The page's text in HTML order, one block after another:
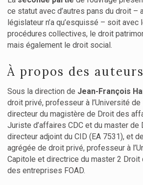
ce statut avec d’autres pans du droit –
législateur n’a qu’esquissé – soit avec
procédures collectives, le droit
mais également le droit social.
À propos des auteurs
Sous la direction de Jean-François
droit privé, professeur à l’Université de
directeur du magistère de Droit des
Juriste d’affaires CDC et du master de
directeur adjoint du CID (EA 7531), et de
agrégée de droit privé, professeur à
Capitole et directrice du master 2
des entreprises FOAD.